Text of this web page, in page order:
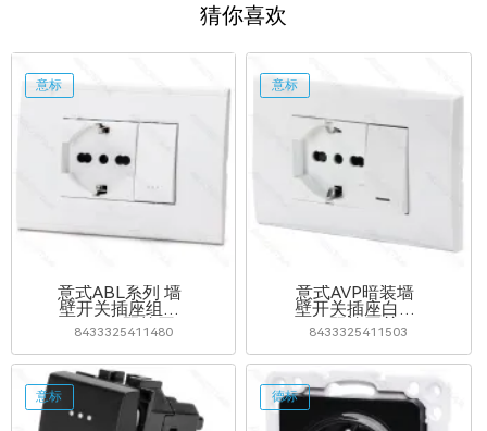
猜你喜欢
意式ABL系列 墙
壁开关插座组合
（P40+双控开
关）
8433325411480
意标
意式AVP暗装墙
壁开关插座白色
（双控开关
+P40插座）
8433325411503
意标
意标 德标